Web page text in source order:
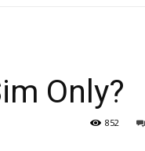
Only?
852